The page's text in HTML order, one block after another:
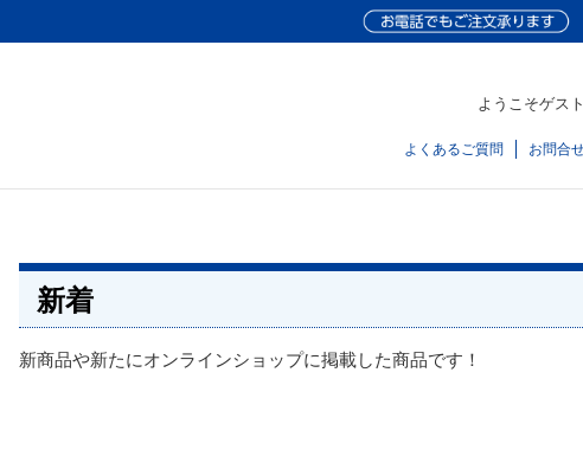
ようこそゲス
よくあるご質問 お問合
新着
新商品や新たにオンラインショップに掲載した商品です！